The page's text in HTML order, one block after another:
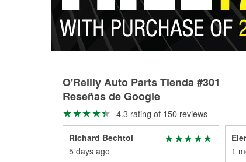
O'Reilly Auto Parts Tienda #301
Reseñas de Google
4.3 rating of 150 reviews
Richard Bechtol
5 days ago
1